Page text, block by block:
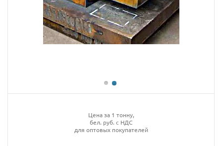
Цена за 1 тонну,
бел. руб. с НДС
для оптовых покупателей